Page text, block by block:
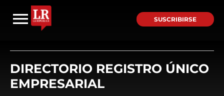
SUSCRIBIRSE
DIRECTORIO REGISTRO ÚNICO
EMPRESARIAL